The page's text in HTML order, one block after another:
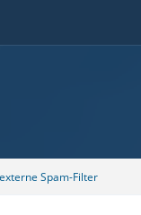
Spam-Filter